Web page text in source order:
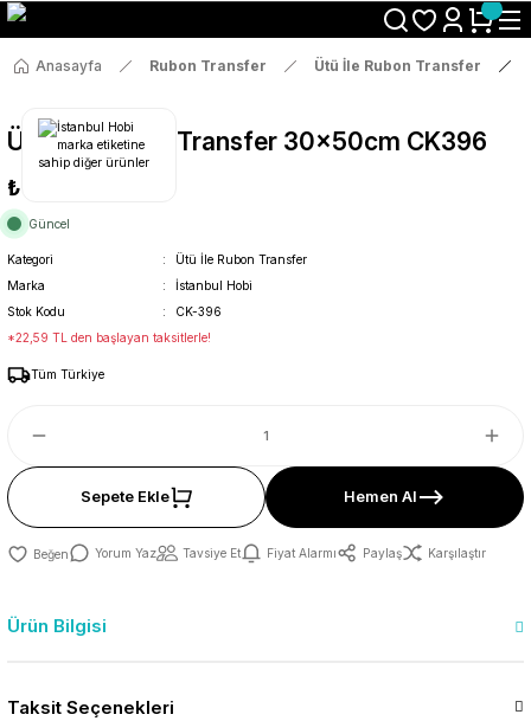
Size Özel "HG10" Koduyla Sepette Hemen %10 İndirimi Kaçırma
Anasayfa Rubon Transfer Ütü İle Rubon Transfer
Ütü İle Rub On Transfer 30x50cm CK396
₺119
Güncel
Kategori
Ütü İle Rubon Transfer
Marka
İstanbul Hobi
Stok Kodu
CK-396
*22,59 TL den başlayan taksitlerle!
Tüm Türkiye
Sepete Ekle Hemen Al
Yorum Yaz Tavsiye Et Fiyat Alarmı Paylaş Karşılaştır
Ürün Bilgisi
Taksit Seçenekleri